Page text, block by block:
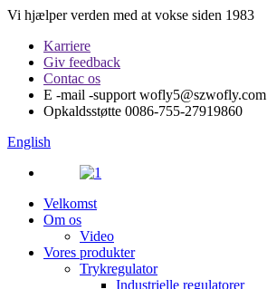
Vi hjælper verden med at vokse siden 1983
Karriere
Giv feedback
Contac os
E -mail -support wofly5@szwofly.com
Opkaldsstøtte 0086-755-27919860
English
Velkomst
Om os
Video
Vores produkter
Trykregulator
Industrielle regulatorer